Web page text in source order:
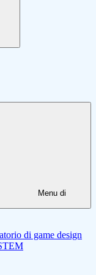
Menu di
di game design